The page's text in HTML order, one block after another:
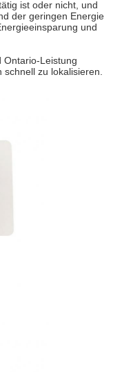
ist oder nicht, und
der geringen Energie
und
Ontario-Leistung
schnell zu lokalisieren.